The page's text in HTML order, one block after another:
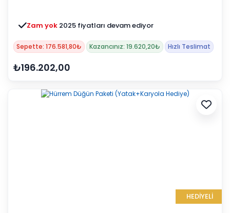
Zam yok 2025 fiyatları devam ediyor
Sepette: 176.581,80₺ Kazancınız: 19.620,20₺ Hızlı Teslimat
₺196.202,00
HEDİYELİ